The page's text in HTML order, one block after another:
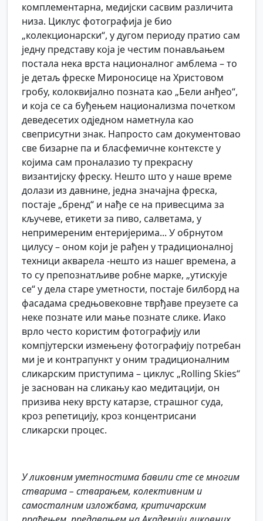
комплементарна, медијски сасвим различита
низа. Циклус фотографија је био
„колекционарски“, у дугом периоду пратио сам
једну представу која је честим понављањем
постала нека врста националног амблема – то
је детаљ фреске Мироносице на Христовом
гробу, колоквијално позната као „Бели анђео“,
и која се са буђењем национализма почетком
деведесетих одједном наметнула као
свеприсутни знак. Напросто сам документовао
све бизарне па и бласфемичне контексте у
којима сам проналазио ту прекрасну
византијску фреску. Нешто што у наше време
долази из давнине, једна значајна фреска,
постаје „бренд“ и нађе се на привесцима за
кључеве, етикети за пиво, салветама, у
непримереним ентеријерима... У обрнутом
цилусу – оном који је рађен у традиционалној
техници акварела -нешто из нашег времена, а
то су препознатљиве робне марке, „утискује
се“ у дела старе уметности, постаје билборд на
фасадама средњовековне тврђаве преузете са
неке познате или мање познате слике. Иако
врло често користим фотографију или
компјутерски измењену фотографију потребан
ми је и контрапункт у оним традиционалним
сликарским приступима – циклус „Rolling Skies“
је заснован на сликању као медитацији, он
призива неку врсту катарзе, страшног суда,
кроз репетицију, кроз концентрисани
сликарски процес.
У ликовним уметностима бавили сте се многим
стварима – стварањем, колективним и
самосталним изложбама, критичарским